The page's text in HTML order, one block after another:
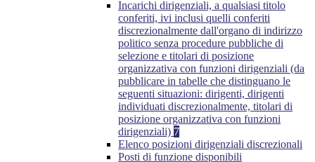
Incarichi dirigenziali, a qualsiasi titolo
conferiti, ivi inclusi quelli conferiti
discrezionalmente dall'organo di indirizzo
politico senza procedure pubbliche di
selezione e titolari di posizione
organizzativa con funzioni dirigenziali (da
pubblicare in tabelle che distinguano le
seguenti situazioni: dirigenti, dirigenti
individuati discrezionalmente, titolari di
posizione organizzativa con funzioni
dirigenziali) 7
Elenco posizioni dirigenziali discrezionali
Posti di funzione disponibili